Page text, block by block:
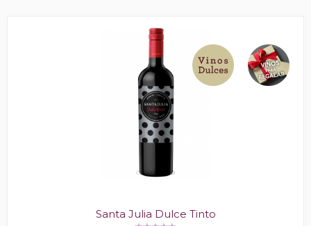
Santa Julia Dulce Tinto